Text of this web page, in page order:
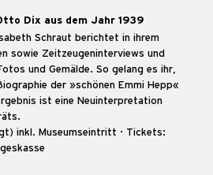
Dix aus dem Jahr 1939
Schraut berichtet in ihrem
sowie Zeitzeugeninterviews und
und Gemälde. So gelang es ihr,
der »schönen Emmi Hepp«
ist eine Neuinterpretation
inkl. Museumseintritt · Tickets: